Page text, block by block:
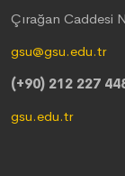
Çırağan Caddesi
gsu@gsu.edu.tr
(+90) 212 227
gsu.edu.tr